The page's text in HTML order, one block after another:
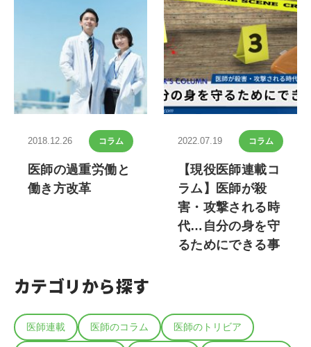
2018.12.26 コラム
医師の過重労働と
働き方改革
2022.07.19 コラム
【現役医師連載コ
ラム】医師が殺
害・攻撃される時
代…自分の身を守
るためにできる事
カテゴリから探す
医師連載 医師のコラム 医師のトリビア